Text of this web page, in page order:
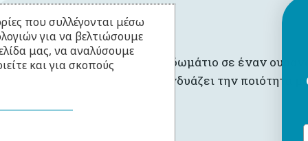
Μεταμορφώστε το παιδικό δωμάτιο σε έναν
παραμικρή λεπτομέρεια, συνδυάζει την ποιότητα
που συλλέγονται μέσω
για να βελτιώσουμε
μας, να αναλύσουμε
και για σκοπούς